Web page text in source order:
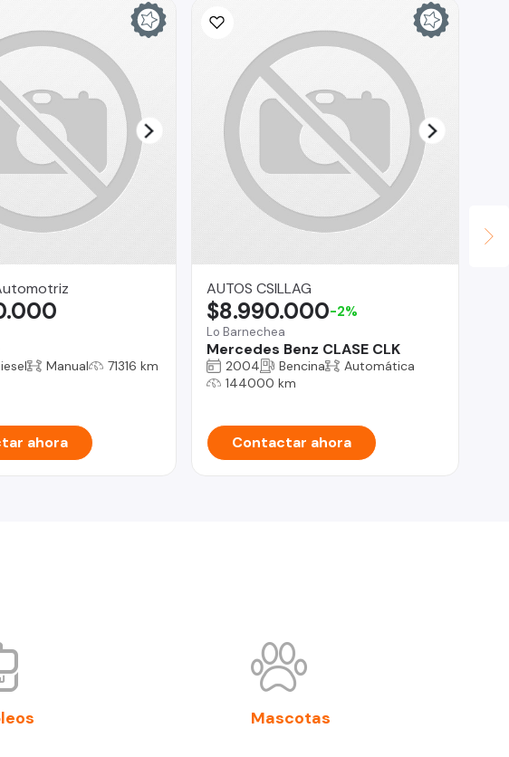
Manual 71316 km
ahora
AUTOS CSILLAG
Lo Barnechea
Mercedes Benz CLASE CLK
$8.990.000-2%
2004 Bencina
Automática
144000 km
Contactar ahora
Mascotas